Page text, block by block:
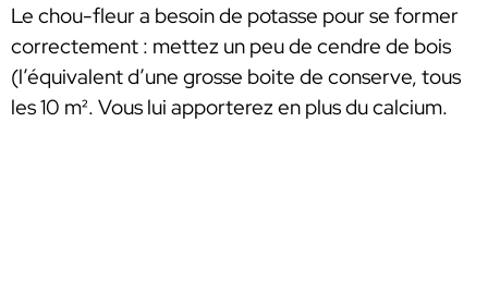
Le chou-fleur a besoin de potasse pour se former
correctement : mettez un peu de cendre de bois
(l’équivalent d’une grosse boite de conserve, tous
les 10 m². Vous lui apporterez en plus du calcium.